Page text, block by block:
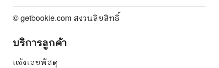
© getbookie.com สงวนลิขสิทธิ์
บริการลูกค้า
แจ้งเลขพัสดุ